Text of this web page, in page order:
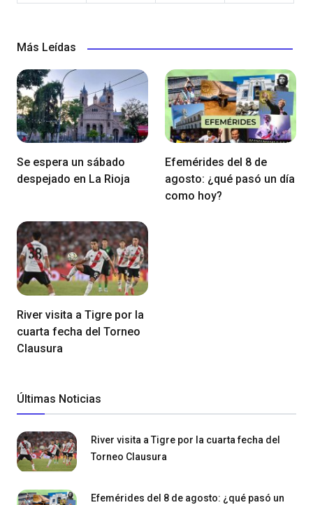
Más Leídas
Se espera un sábado
despejado en La Rioja
Efemérides del 8 de
agosto: ¿qué pasó un día
como hoy?
River visita a Tigre por la
cuarta fecha del Torneo
Clausura
Últimas Noticias
River visita a Tigre por la cuarta fecha del
Torneo Clausura
Efemérides del 8 de agosto: ¿qué pasó un